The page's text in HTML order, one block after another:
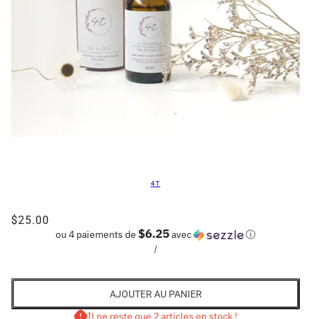
4T
$25.00
ou 4 paiements de $6.25avec ⓘ
/
AJOUTER AU PANIER